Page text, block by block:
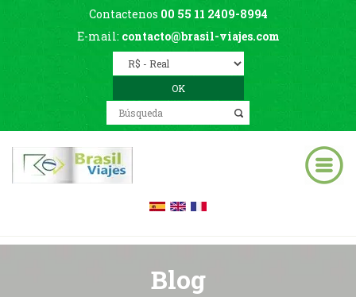
Contactenos 00 55 11 2409-8994
E-mail: contacto@brasil-viajes.com
Blog